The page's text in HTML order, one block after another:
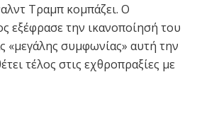
Τραμπ κομπάζει. Ο
εξέφρασε την ικανοποίησή του
«μεγάλης συμφωνίας» αυτή την
τέλος στις εχθροπραξίες με